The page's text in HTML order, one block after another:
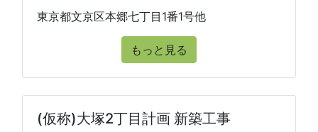
東京都文京区本郷七丁目1番1号他
もっと見る
(仮称)大塚2丁目計画 新築工事